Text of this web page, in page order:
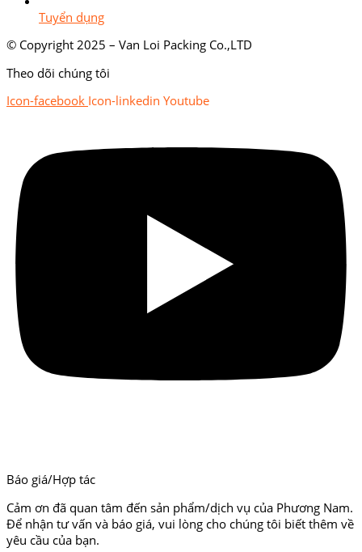
Tuyển dụng
© Copyright 2025 – Van Loi Packing Co.,LTD
Theo dõi chúng tôi
Icon-facebook Icon-linkedin Youtube
Báo giá/Hợp tác
Cảm ơn đã quan tâm đến sản phẩm/dịch vụ của Phương Nam.
Để nhận tư vấn và báo giá, vui lòng cho chúng tôi biết thêm về
yêu cầu của bạn.